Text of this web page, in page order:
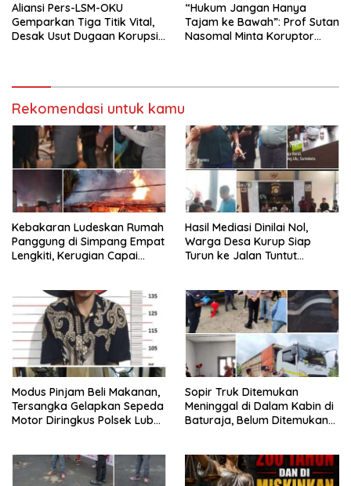
Aliansi Pers-LSM-OKU
Gemparkan Tiga Titik Vital,
Desak Usut Dugaan Korupsi
“Hukum Jangan Hanya
Tajam ke Bawah”: Prof Sutan
Nasomal Minta Koruptor
Rekomendasi untuk kamu
Kebakaran Ludeskan Rumah
Panggung di Simpang Empat
Lengkiti, Kerugian Capai
Hasil Mediasi Dinilai Nol,
Warga Desa Kurup Siap
Turun ke Jalan Tuntut
Undang‑Undang
Modus Pinjam Beli Makanan,
Tersangka Gelapkan Sepeda
Motor Diringkus Polsek Lubuk
Sopir Truk Ditemukan
Meninggal di Dalam Kabin di
Baturaja, Belum Ditemukan